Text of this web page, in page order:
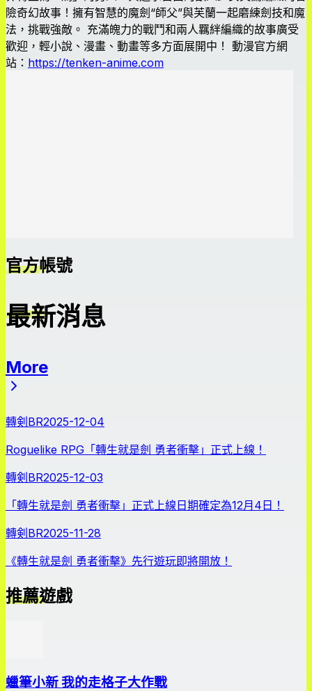
險奇幻故事！擁有智慧的魔劍“師父”與芙蘭一起磨練劍技和魔
法，挑戰強敵。 充滿魄力的戰鬥和兩人羈絆編織的故事廣受
歡迎，輕小說、漫畫、動畫等多方面展開中！ 動漫官方網
站： https://tenken-anime.com
官方帳號
最新消息
More
轉剣BR2025-12-04
Roguelike RPG「轉生就是劍 勇者衝擊」正式上線！
轉剣BR2025-12-03
「轉生就是劍 勇者衝擊」正式上線日期確定為12月4日！
轉剣BR2025-11-28
《轉生就是劍 勇者衝擊》先行遊玩即將開放！
推薦遊戲
蠟筆小新 我的走格子大作戰